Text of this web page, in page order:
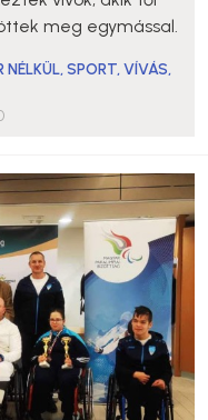
meg egymással.
NÉLKÜL,SPORT,VÍVÁS,